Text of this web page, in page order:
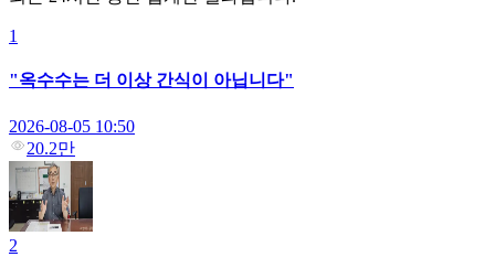
1
"옥수수는 더 이상 간식이 아닙니다"
2026-08-05 10:50
20.2만
2